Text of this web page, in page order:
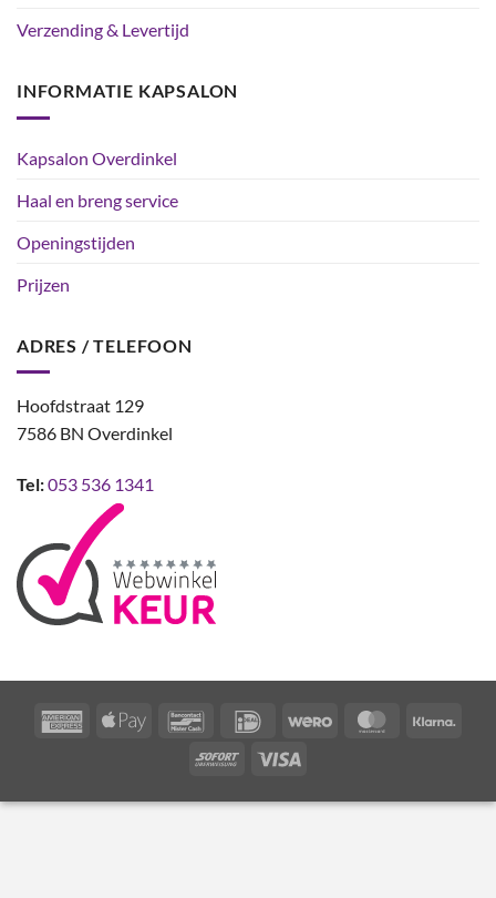
Verzending & Levertijd
INFORMATIE KAPSALON
Kapsalon Overdinkel
Haal en breng service
Openingstijden
Prijzen
ADRES / TELEFOON
Hoofdstraat 129
7586 BN Overdinkel
Tel:053 536 1341
AmericanApple
BancontactIDeal Wero MasterCard
Sofort